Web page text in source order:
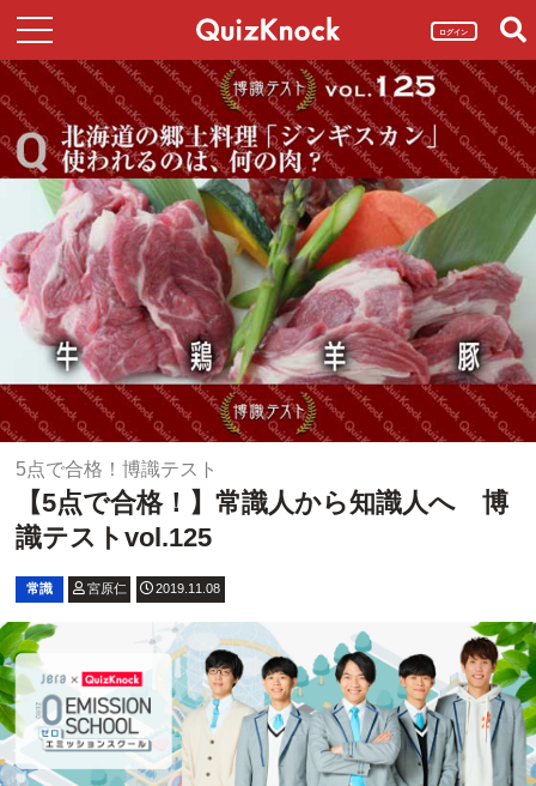
ログイン
5点で合格！博識テスト
【5点で合格！】常識人から知識人へ 博
識テストvol.125
常識 宮原仁 2019.11.08